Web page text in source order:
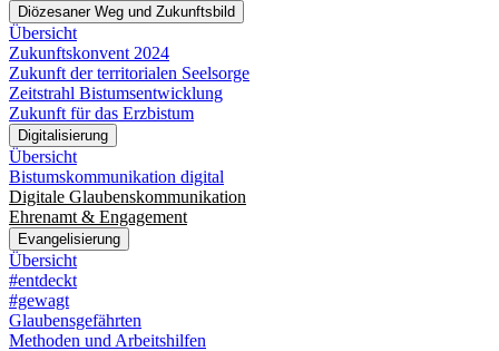
Diözesaner Weg und Zukunftsbild
Übersicht
Zukunftskonvent 2024
Zukunft der territorialen Seelsorge
Zeitstrahl Bistumsentwicklung
Zukunft für das Erzbistum
Digitalisierung
Übersicht
Bistumskommunikation digital
Digitale Glaubenskommunikation
Ehrenamt & Engagement
Evangelisierung
Übersicht
#entdeckt
#gewagt
Glaubensgefährten
Methoden und Arbeitshilfen